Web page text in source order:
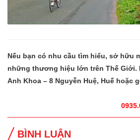
Nếu bạn có nhu cầu tìm hiểu, sở hữu
những thương hiệu lớn trên Thế Giới.
Anh Khoa – 8 Nguyễn Huệ, Huế hoặc
BÌNH LUẬN